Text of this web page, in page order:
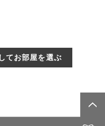
てお部屋を選ぶ